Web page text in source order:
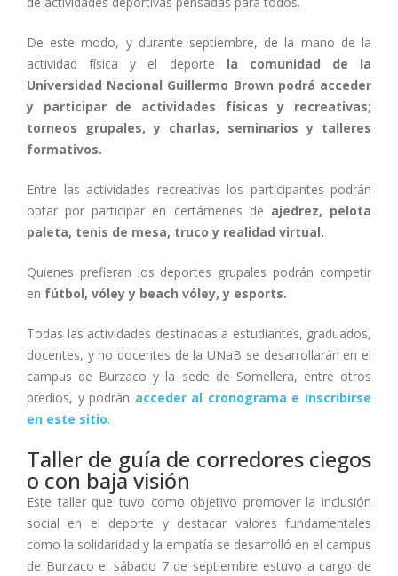
De este modo, y durante septiembre, de la mano de la
actividad física y el deporte la comunidad de la
Universidad Nacional Guillermo Brown podrá acceder
y participar de actividades físicas y recreativas;
torneos grupales, y charlas, seminarios y talleres
formativos.
Entre las actividades recreativas los participantes podrán
optar por participar en certámenes de ajedrez, pelota
paleta, tenis de mesa, truco y realidad virtual.
Quienes prefieran los deportes grupales podrán competir
en fútbol, vóley y beach vóley, y esports.
Todas las actividades destinadas a estudiantes, graduados,
docentes, y no docentes de la UNaB se desarrollarán en el
campus de Burzaco y la sede de Somellera, entre otros
predios, y podrán acceder al cronograma e inscribirse
en este sitio.
Taller de guía de corredores ciegos
o con baja visión
Este taller que tuvo como objetivo promover la inclusión
social en el deporte y destacar valores fundamentales
como la solidaridad y la empatía se desarrolló en el campus
de Burzaco el sábado 7 de septiembre estuvo a cargo de